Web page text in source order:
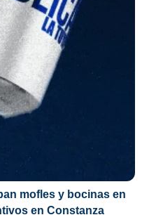
mofles y bocinas en
en Constanza